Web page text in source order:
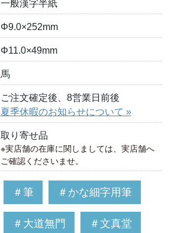
一般漢字半紙
Φ9.0×252mm
Φ11.0×49mm
馬
ご注文確定後、8営業日前後
夏季休暇のお知らせについて »
取り寄せ品
※実店舗の在庫に関しましては、実店舗へ
ご確認くださいませ。
＃筆 ＃かな細字用筆
＃大道無門 ＃文真堂